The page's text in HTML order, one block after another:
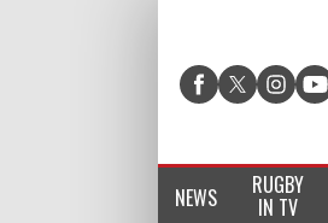
NEWS RUGBY
IN TV